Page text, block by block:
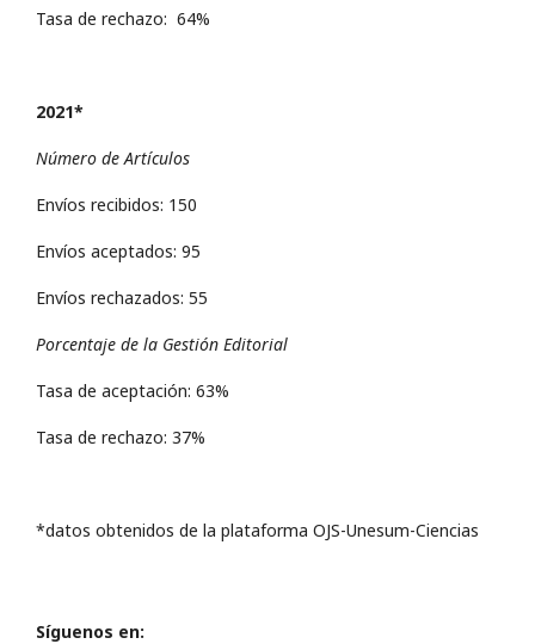
Tasa de rechazo: 64%
2021*
Número de Artículos
Envíos recibidos: 150
Envíos aceptados: 95
Envíos rechazados: 55
Porcentaje de la Gestión Editorial
Tasa de aceptación: 63%
Tasa de rechazo: 37%
*datos obtenidos de la plataforma OJS-Unesum-Ciencias
Síguenos en: